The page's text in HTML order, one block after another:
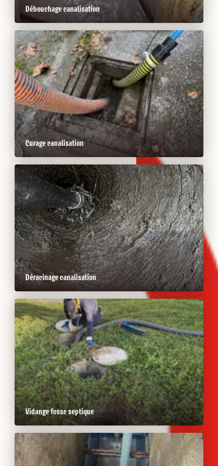
Débouchage canalisation
Curage canalisation
Déracinage canalisation
Vidange fosse septique